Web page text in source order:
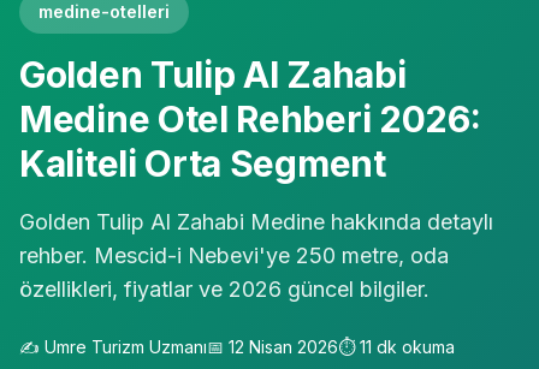
medine-otelleri
Golden Tulip Al Zahabi
Medine Otel Rehberi 2026:
Kaliteli Orta Segment
Golden Tulip Al Zahabi Medine hakkında detaylı
rehber. Mescid-i Nebevi'ye 250 metre, oda
özellikleri, fiyatlar ve 2026 güncel bilgiler.
✍️ Umre Turizm Uzmanı📅 12 Nisan 2026⏱️11 dk okuma